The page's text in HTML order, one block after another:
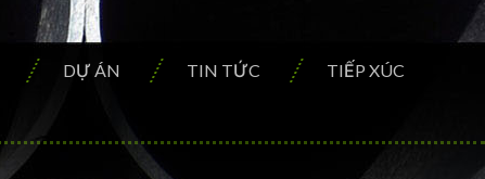
DỰ ÁN TIN TỨC TIẾP XÚC